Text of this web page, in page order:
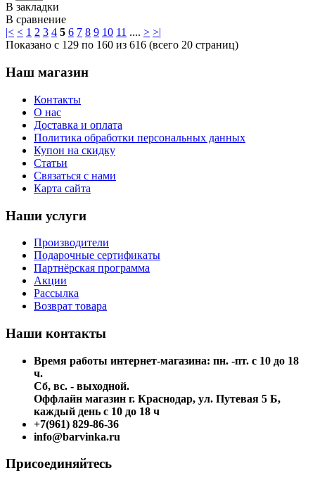
В закладки
В сравнение
|< < 1 2 3 4 5 6 7 8 9 10 11 .... > >|
Показано с 129 по 160 из 616 (всего 20 страниц)
Наш магазин
Контакты
О нас
Доставка и оплата
Политика обработки персональных данных
Купон на скидку
Статьи
Связаться с нами
Карта сайта
Наши услуги
Производители
Подарочные сертификаты
Партнёрская программа
Акции
Рассылка
Возврат товара
Наши контакты
Время работы интернет-магазина: пн. -пт. с 10 до 18
ч.
Сб, вс. - выходной.
Оффлайн магазин г. Краснодар, ул. Путевая 5 Б,
каждый день с 10 до 18 ч
+7(961) 829-86-36
info@barvinka.ru
Присоединяйтесь